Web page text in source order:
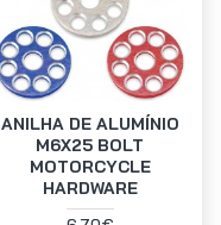
ANILHA DE ALUMÍNIO
M6X25 BOLT
MOTORCYCLE
HARDWARE